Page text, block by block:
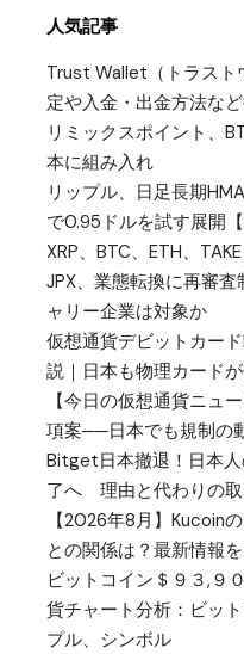
人気記事
Trust Wallet（トラスト
定や入金・出金方法な
リミックスポイント、
本に組み入れ
リップル、日足長期
で0.95ドルを試す展開
XRP、BTC、ETH、TAKE
JPX、業態転換に再審
ャリー企業は対象か
仮想通貨デビットカー
説｜日本も物理カード
【今日の仮想通貨ニュ
項案──日本でも規制の
Bitget日本撤退！日本
了へ 理由と代わりの
【2026年8月】Kucoin
との関係は？最新情報
ビットコイン＄９３,９
貨チャート分析：ビッ
プル、シンボル